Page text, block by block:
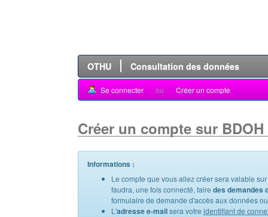
OTHU Consultation des données
Se connecter ou Créer un compte
Créer un compte sur BDOH
Informations :
Le compte que vous allez créer sera valable
faudra, une fois connecté, faire des demandes
formulaire de demande d'accès aux données
L'adresse e-mailsera votre identifiant de